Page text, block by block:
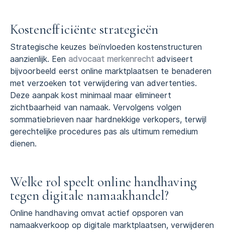
Kostenefficiënte strategieën
Strategische keuzes beïnvloeden kostenstructuren
aanzienlijk. Een advocaat merkenrecht adviseert
bijvoorbeeld eerst online marktplaatsen te benaderen
met verzoeken tot verwijdering van advertenties.
Deze aanpak kost minimaal maar elimineert
zichtbaarheid van namaak. Vervolgens volgen
sommatiebrieven naar hardnekkige verkopers, terwijl
gerechtelijke procedures pas als ultimum remedium
dienen.
Welke rol speelt online handhaving
tegen digitale namaakhandel?
Online handhaving omvat actief opsporen van
namaakverkoop op digitale marktplaatsen, verwijderen